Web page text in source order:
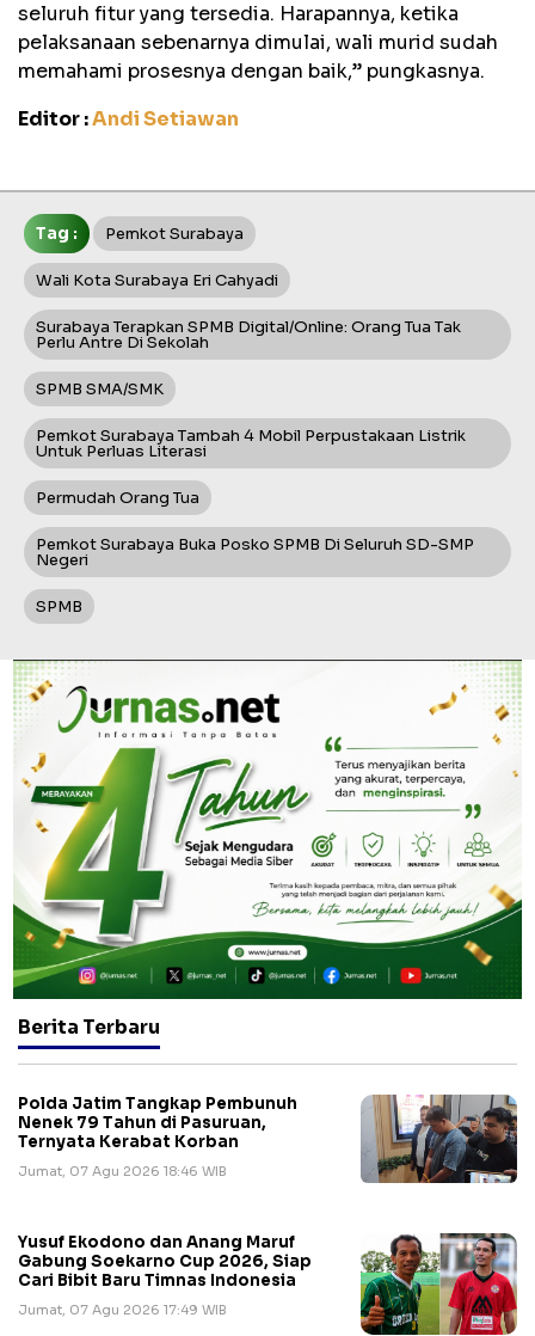
seluruh fitur yang tersedia. Harapannya, ketika
pelaksanaan sebenarnya dimulai, wali murid sudah
memahami prosesnya dengan baik,” pungkasnya.
Editor :Andi Setiawan
Tag : Pemkot Surabaya
Wali Kota Surabaya Eri Cahyadi
Surabaya Terapkan SPMB Digital/Online: Orang Tua Tak
Perlu Antre Di Sekolah
SPMB SMA/SMK
Pemkot Surabaya Tambah 4 Mobil Perpustakaan Listrik
Untuk Perluas Literasi
Permudah Orang Tua
Pemkot Surabaya Buka Posko SPMB Di Seluruh SD-SMP
Negeri
SPMB
Berita Terbaru
Polda Jatim Tangkap Pembunuh
Nenek 79 Tahun di Pasuruan,
Ternyata Kerabat Korban
Jumat, 07 Agu 2026 18:46 WIB
Yusuf Ekodono dan Anang Maruf
Gabung Soekarno Cup 2026, Siap
Cari Bibit Baru Timnas Indonesia
Jumat, 07 Agu 2026 17:49 WIB